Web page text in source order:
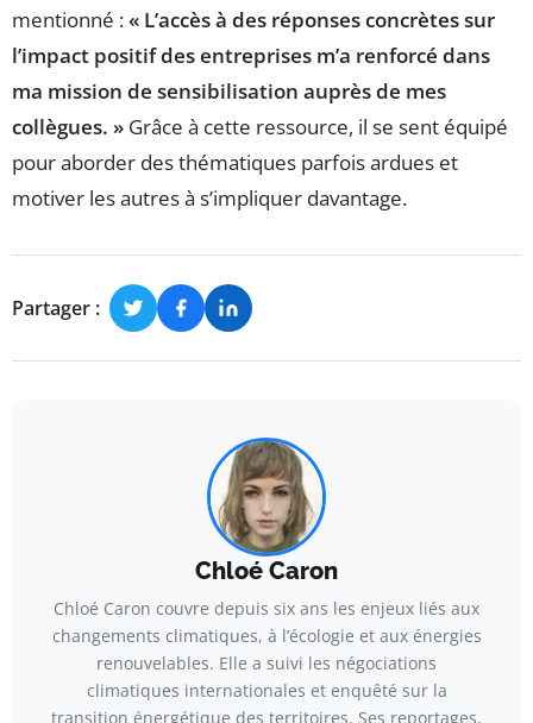
mentionné :« L’accès à des réponses concrètes sur
l’impact positif des entreprises m’a renforcé dans
ma mission de sensibilisation auprès de mes
collègues. » Grâce à cette ressource, il se sent équipé
pour aborder des thématiques parfois ardues et
motiver les autres à s’impliquer davantage.
Partager :
Chloé Caron
Chloé Caron couvre depuis six ans les enjeux liés aux
changements climatiques, à l’écologie et aux énergies
renouvelables. Elle a suivi les négociations
climatiques internationales et enquêté sur la
transition énergétique des territoires. Ses reportages,